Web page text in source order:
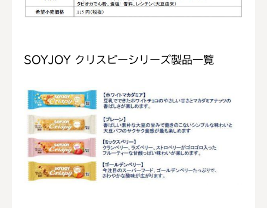
SOYJOY クリスピーシリーズ製品一覧